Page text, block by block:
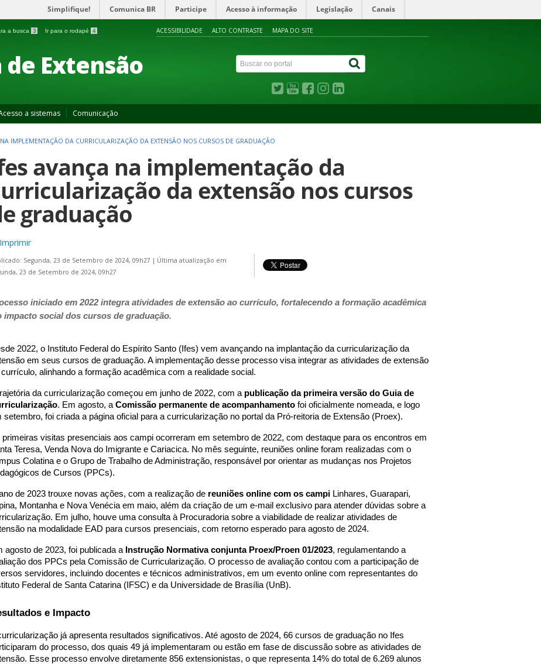
Simplifique! Comunica BR Participe Acesso à informação Legislação Canais
a busca 3 Ir para o rodapé 4 ACESSIBILIDADE ALTO CONTRASTE MAPA DO SITE
Extensão
a sistemas Comunicação
NA IMPLEMENTAÇÃO DA CURRICULARIZAÇÃO DA EXTENSÃO NOS CURSOS DE GRADUAÇÃO
avança na implementação da
da extensão nos cursos
graduação
Imprimir
Segunda, 23 de Setembro de 2024, 09h27 | Última atualização em
23 de Setembro de 2024, 09h27
iniciado em 2022 integra atividades de extensão ao currículo, fortalecendo a formação acadêmica
impacto social dos cursos de graduação.
2022, o Instituto Federal do Espírito Santo (Ifes) vem avançando na implantação da curricularização da
em seus cursos de graduação. A implementação desse processo visa integrar as atividades de extensão
alinhando a formação acadêmica com a realidade social.
da curricularização começou em junho de 2022, com a publicação da primeira versão do Guia de
. Em agosto, a Comissão permanente de acompanhamento foi oficialmente nomeada, e logo
setembro, foi criada a página oficial para a curricularização no portal da Pró-reitoria de Extensão (Proex).
primeiras visitas presenciais aos campi ocorreram em setembro de 2022, com destaque para os encontros em
Teresa, Venda Nova do Imigrante e Cariacica. No mês seguinte, reuniões online foram realizadas com o
Colatina e o Grupo de Trabalho de Administração, responsável por orientar as mudanças nos Projetos
de Cursos (PPCs).
de 2023 trouxe novas ações, com a realização de reuniões online com os campi Linhares, Guarapari,
Montanha e Nova Venécia em maio, além da criação de um e-mail exclusivo para atender dúvidas sobre a
Em julho, houve uma consulta à Procuradoria sobre a viabilidade de realizar atividades de
na modalidade EAD para cursos presenciais, com retorno esperado para agosto de 2024.
agosto de 2023, foi publicada a Instrução Normativa conjunta Proex/Proen 01/2023, regulamentando a
dos PPCs pela Comissão de Curricularização. O processo de avaliação contou com a participação de
servidores, incluindo docentes e técnicos administrativos, em um evento online com representantes do
Federal de Santa Catarina (IFSC) e da Universidade de Brasília (UnB).
e Impacto
já apresenta resultados significativos. Até agosto de 2024, 66 cursos de graduação no Ifes
do processo, dos quais 49 já implementaram ou estão em fase de discussão sobre as atividades de
Esse processo envolve diretamente 856 extensionistas, o que representa 14% do total de 6.269 alunos